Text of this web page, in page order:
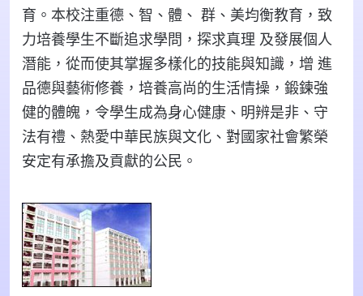
育。本校注重德、智、體、 群、美均衡教育，致
力培養學生不斷追求學問，探求真理 及發展個人
潛能，從而使其掌握多樣化的技能與知識，增 進
品德與藝術修養，培養高尚的生活情操，鍛鍊強
健的體魄，令學生成為身心健康、明辨是非、守
法有禮、熱愛中華民族與文化、對國家社會繁榮
安定有承擔及貢獻的公民。